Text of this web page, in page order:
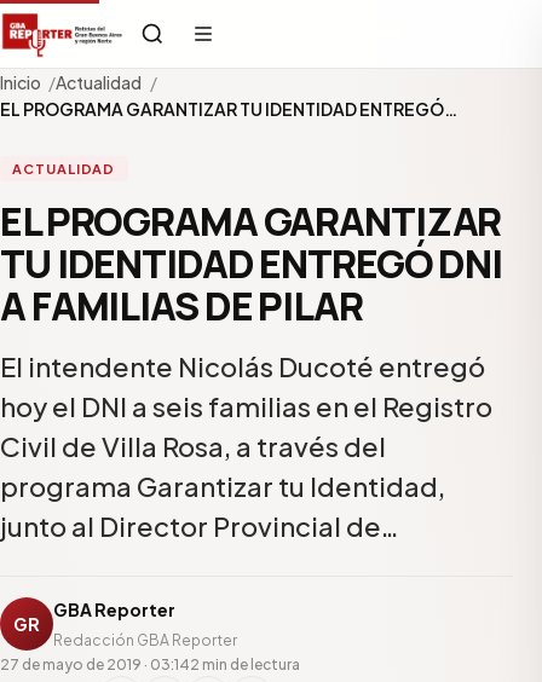
Inicio
Actualidad
EL PROGRAMA GARANTIZAR TU IDENTIDAD ENTREGÓ…
ACTUALIDAD
EL PROGRAMA GARANTIZAR
TU IDENTIDAD ENTREGÓ DNI
A FAMILIAS DE PILAR
El intendente Nicolás Ducoté entregó
hoy el DNI a seis familias en el Registro
Civil de Villa Rosa, a través del
programa Garantizar tu Identidad,
junto al Director Provincial de…
GR
GBA Reporter
Redacción GBA Reporter
27 de mayo de 2019 · 03:142 min de lectura